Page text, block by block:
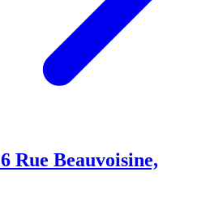
Rue Beauvoisine,